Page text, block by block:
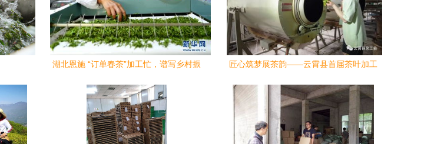
湖北恩施 “订单春茶”加工忙，谱写乡村振
匠心筑梦展茶韵——云霄县首届茶叶加工